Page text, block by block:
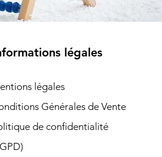
légales
légales
Générales de Vente
de confidentialité